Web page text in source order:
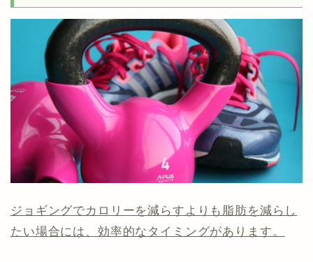
ジョギングでカロリーを減らすよりも脂肪を減らし
たい場合には、効率的なタイミングがあります。